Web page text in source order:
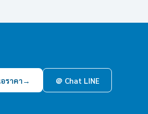
ราคา → ＠ Chat LINE